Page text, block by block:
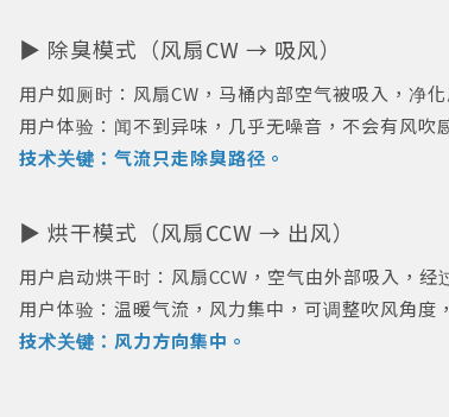
▶ 除臭模式（风扇CW → 吸风）
用户如厕时：风扇CW，马桶内部空气被吸入，净化
用户体验：闻不到异味，几乎无噪音，不会有风吹
技术关键：气流只走除臭路径。
▶ 烘干模式（风扇CCW → 出风）
用户启动烘干时：风扇CCW，空气由外部吸入，经
用户体验：温暖气流，风力集中，可调整吹风角度
技术关键：风力方向集中。